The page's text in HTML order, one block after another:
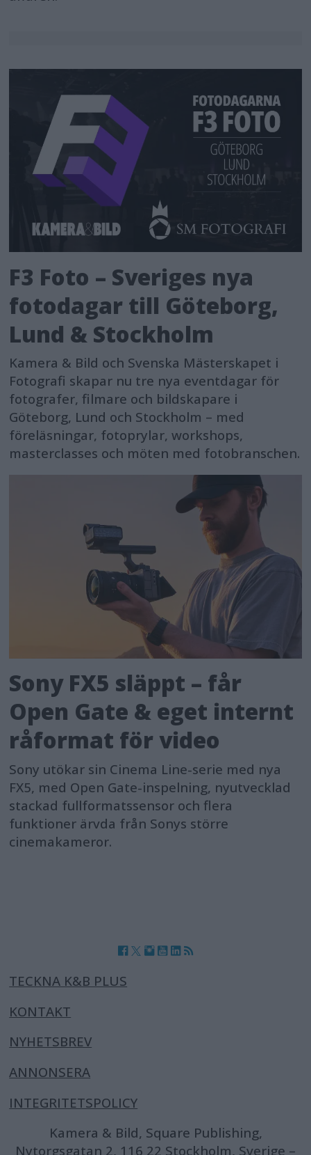
F3 Foto – Sveriges nya
fotodagar till Göteborg,
Lund & Stockholm
Kamera & Bild och Svenska Mästerskapet i
Fotografi skapar nu tre nya eventdagar för
fotografer, filmare och bildskapare i
Göteborg, Lund och Stockholm – med
föreläsningar, fotoprylar, workshops,
masterclasses och möten med fotobranschen.
Sony FX5 släppt – får
Open Gate & eget internt
råformat för video
Sony utökar sin Cinema Line-serie med nya
FX5, med Open Gate-inspelning, nyutvecklad
stackad fullformatssensor och flera
funktioner ärvda från Sonys större
cinemakameror.
TECKNA K&B PLUS
KONTAKT
NYHETSBREV
ANNONSERA
INTEGRITETSPOLICY
Kamera & Bild, Square Publishing,
Nytorgsgatan 2, 116 22 Stockholm, Sverige –